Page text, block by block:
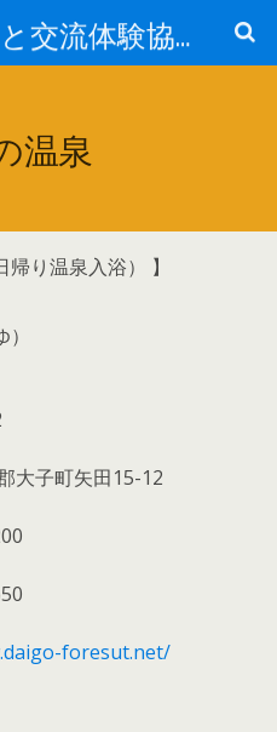
大子町ふるさと交流体験協議会
温泉
り温泉入浴） 】
大子町矢田15-12
foresut.net/